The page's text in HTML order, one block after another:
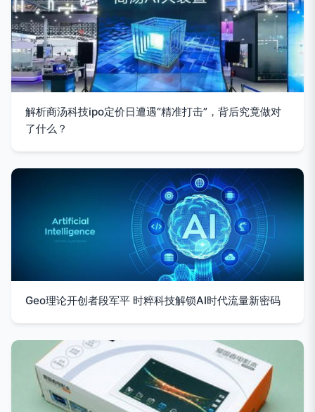
解析商汤科技ipo定价日遭遇“精准打击”，背后究竟做对
了什么？
Geo理论开创者段军平 时粹科技解锁AI时代流量新密码